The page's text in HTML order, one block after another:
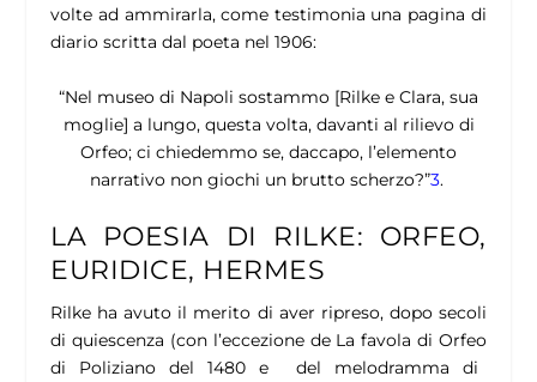
volte ad ammirarla, come testimonia una pagina di
diario scritta dal poeta nel 1906:
“Nel museo di Napoli sostammo [Rilke e Clara, sua
moglie] a lungo, questa volta, davanti al rilievo di
Orfeo; ci chiedemmo se, daccapo, l’elemento
narrativo non giochi un brutto scherzo?”3.
LA POESIA DI RILKE: ORFEO,
EURIDICE, HERMES
Rilke ha avuto il merito di aver ripreso, dopo secoli
di quiescenza (con l’eccezione de La favola di Orfeo
di Poliziano del 1480 e del melodramma di